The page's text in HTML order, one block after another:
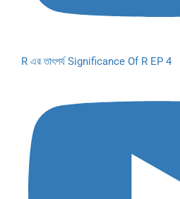
R এর তাৎপর্য Significance Of R EP 4